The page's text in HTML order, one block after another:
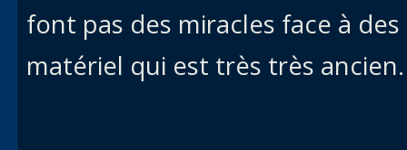
font pas des miracles face à
matériel qui est très très ancien.